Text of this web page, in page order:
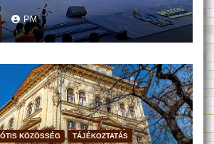
PM
KÖZÖSSÉG TÁJÉKOZTATÁS